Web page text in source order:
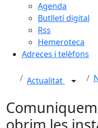
Agenda
Butlletí digital
Rss
Hemeroteca
Adreces i telèfons
Actualitat